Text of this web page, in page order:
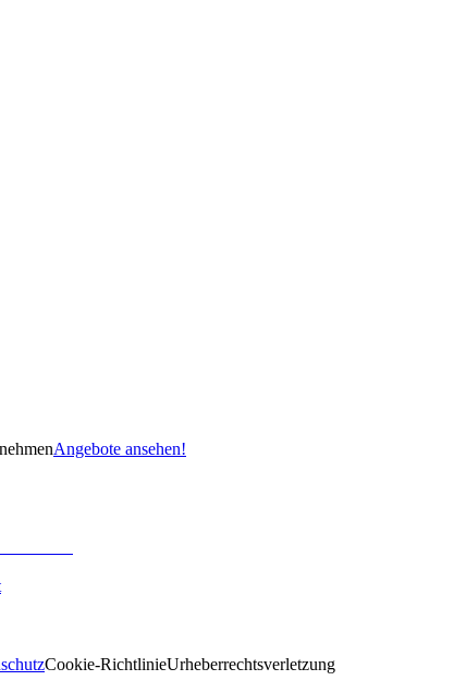
Angebote ansehen!
Cookie-RichtlinieUrheberrechtsverletzung